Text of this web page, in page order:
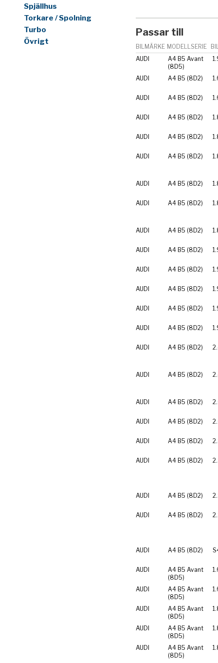
Spjällhus
Torkare / Spolning
Turbo
Övrigt
Passar till
BILMÄRKE MODELLSERIE
AUDI
A4 B5 Avant
(8D5)
AUDI A4 B5 (8D2)
AUDI A4 B5 (8D2)
AUDI A4 B5 (8D2)
AUDI A4 B5 (8D2)
AUDI A4 B5 (8D2)
AUDI A4 B5 (8D2)
AUDI A4 B5 (8D2)
AUDI A4 B5 (8D2)
AUDI A4 B5 (8D2)
AUDI A4 B5 (8D2)
AUDI A4 B5 (8D2)
AUDI A4 B5 (8D2)
AUDI A4 B5 (8D2)
AUDI A4 B5 (8D2)
AUDI A4 B5 (8D2)
AUDI A4 B5 (8D2)
AUDI A4 B5 (8D2)
AUDI A4 B5 (8D2)
AUDI A4 B5 (8D2)
AUDI A4 B5 (8D2)
AUDI A4 B5 (8D2)
AUDI A4 B5 (8D2)
AUDI
A4 B5 Avant
(8D5)
AUDI
A4 B5 Avant
(8D5)
AUDI
A4 B5 Avant
(8D5)
AUDI
A4 B5 Avant
(8D5)
AUDI
A4 B5 Avant
(8D5)